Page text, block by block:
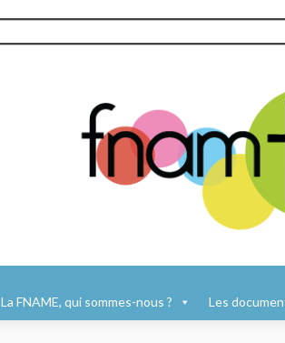
La FNAME, qui sommes-nous ? Les